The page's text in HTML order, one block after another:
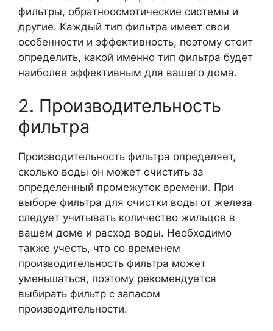
фильтры, обратноосмотические системы и
другие. Каждый тип фильтра имеет свои
особенности и эффективность, поэтому стоит
определить, какой именно тип фильтра будет
наиболее эффективным для вашего дома.
2. Производительность
фильтра
Производительность фильтра определяет,
сколько воды он может очистить за
определенный промежуток времени. При
выборе фильтра для очистки воды от железа
следует учитывать количество жильцов в
вашем доме и расход воды. Необходимо
также учесть, что со временем
производительность фильтра может
уменьшаться, поэтому рекомендуется
выбирать фильтр с запасом
производительности.